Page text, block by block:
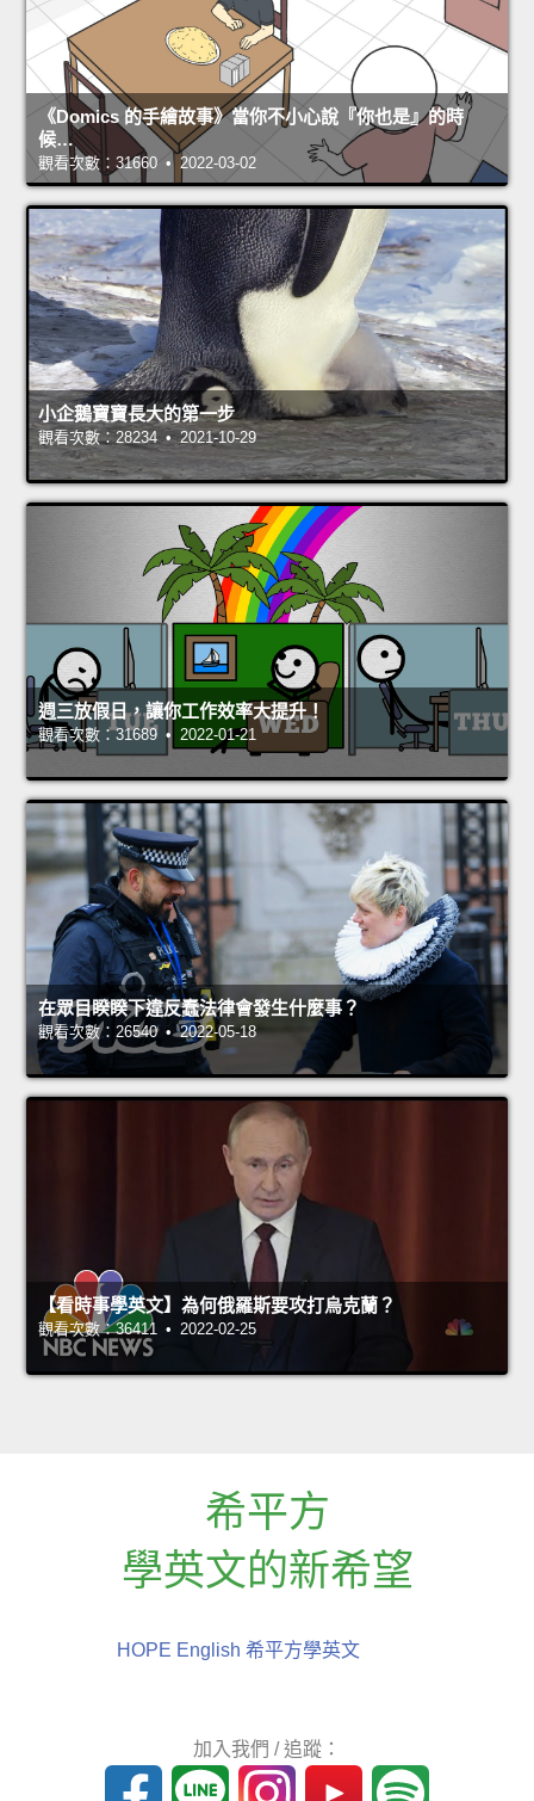
《Domics 的手繪故事》當你不小心說『你也是』的時
候…
觀看次數：31660 • 2022-03-02
小企鵝寶寶長大的第一步
觀看次數：28234 • 2021-10-29
週三放假日，讓你工作效率大提升！
觀看次數：31689 • 2022-01-21
在眾目睽睽下違反蠢法律會發生什麼事？
觀看次數：26540 • 2022-05-18
【看時事學英文】為何俄羅斯要攻打烏克蘭？
觀看次數：36411 • 2022-02-25
希平方
學英文的新希望
HOPE English 希平方學英文
加入我們 / 追蹤：